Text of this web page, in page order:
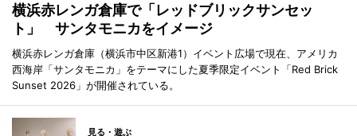
横浜赤レンガ倉庫で「レッドブリックサンセッ
ト」 サンタモニカをイメージ
横浜赤レンガ倉庫（横浜市中区新港1）イベント広場で現在、アメリカ
西海岸「サンタモニカ」をテーマにした夏季限定イベント「Red Brick
Sunset 2026」が開催されている。
見る・遊ぶ